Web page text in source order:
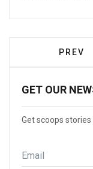
PREV
GET OUR
Get scoops
Email
*